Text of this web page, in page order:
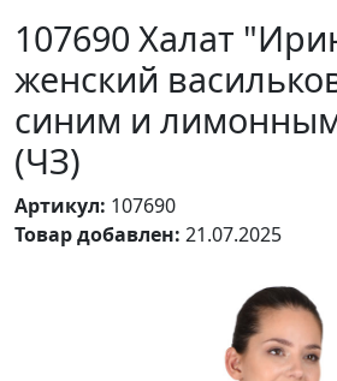
107690 Халат
женский
синим и
(ЧЗ)
Артикул: 107690
Товар добавлен: 21.07.2025